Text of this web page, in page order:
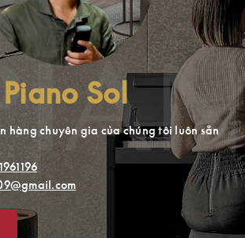
Sol
hàng chuyên gia của chúng tôi luôn sẵn